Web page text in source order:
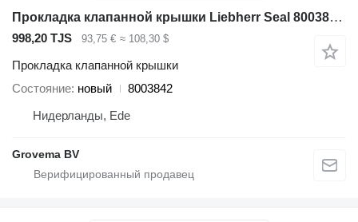
Прокладка клапанной крышки Liebherr Seal 8003842 для строительной техники
998,20 TJS 93,75 € ≈ 108,30 $
Прокладка клапанной крышки
Состояние новый
8003842
Нидерланды, Ede
Grovema BV